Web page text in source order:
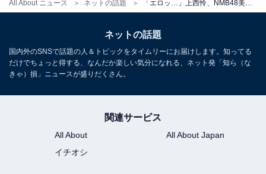
All About ニュース ネットの話題
ネットの話題
国内外のSNSで話題の人＆トピックをタイムリーにお届けします。知ってる
だけでちょっと得する、なんだか楽しい気分になれる、ネット発「知ら（な
きゃ）損」ニュースが盛りだくさん。
関連サービス
All About
All About Japan
イチオシ